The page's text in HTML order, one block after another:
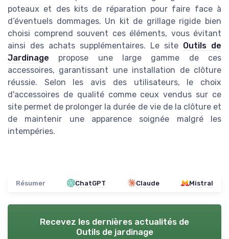
poteaux et des kits de réparation pour faire face à
d’éventuels dommages. Un kit de grillage rigide bien
choisi comprend souvent ces éléments, vous évitant
ainsi des achats supplémentaires. Le site Outils de
Jardinage propose une large gamme de ces
accessoires, garantissant une installation de clôture
réussie. Selon les avis des utilisateurs, le choix
d'accessoires de qualité comme ceux vendus sur ce
site permet de prolonger la durée de vie de la clôture et
de maintenir une apparence soignée malgré les
intempéries.
Résumer ChatGPT Claude Mistral
Recevez les dernières actualités de
Outils de jardinage